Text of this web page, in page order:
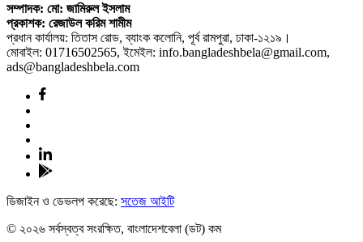
সম্পাদক: মো: জামিরুল ইসলাম
প্রকাশক: রেজাউল করিম শামীম
প্রধান কার্যালয়: তিতাস রোড, ব্যাংক কলোনি, পূর্ব রামপুরা, ঢাকা-১২১৯।
মোবাইল: 01716502565, ইমেইল: info.bangladeshbela@gmail.com,
ads@bangladeshbela.com
ডিজাইন ও ডেভলপ করেছে: সতেজ আইটি
© ২০২৬ সর্বস্বত্ব সংরক্ষিত, বাংলাদেশবেলা (ডট) কম